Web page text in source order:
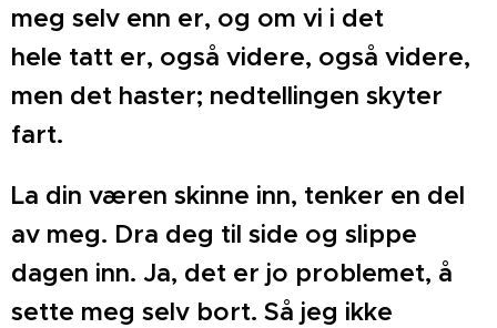
meg selv enn er, og om vi i det
hele tatt er, også videre, også videre,
men det haster; nedtellingen skyter
fart.
La din væren skinne inn, tenker en del
av meg. Dra deg til side og slippe
dagen inn. Ja, det er jo problemet, å
sette meg selv bort. Så jeg ikke